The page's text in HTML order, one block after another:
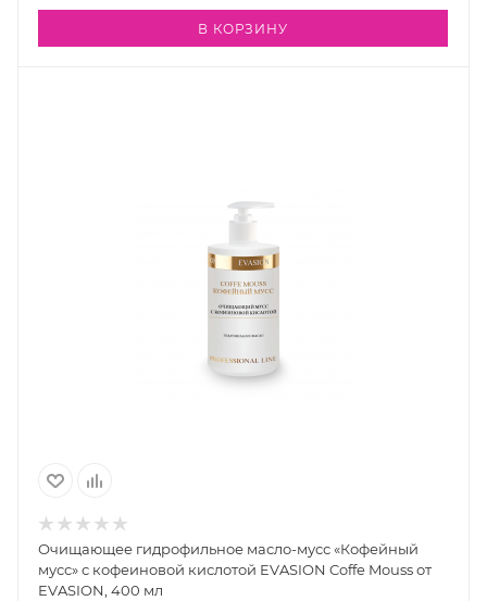
В КОРЗИНУ
Очищающее гидрофильное масло-мусс «Кофейный
мусс» с кофеиновой кислотой EVASION Coffe Mouss от
EVASION, 400 мл